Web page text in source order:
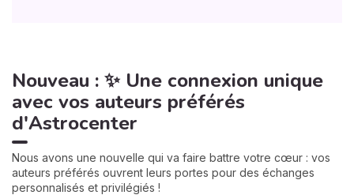
Nouveau : ✨ Une connexion unique
avec vos auteurs préférés
d'Astrocenter
Nous avons une nouvelle qui va faire battre votre cœur : vos
auteurs préférés ouvrent leurs portes pour des échanges
personnalisés et privilégiés !